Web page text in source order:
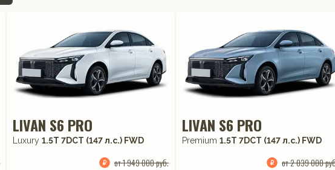
LIVAN S6 PRO
Luxury 1.5T 7DCT (147 л.с.) FWD
от 1 949 000 руб.
LIVAN S6 PRO
Premium 1.5T 7DCT (147 л.с.) FWD
от 2 039 000